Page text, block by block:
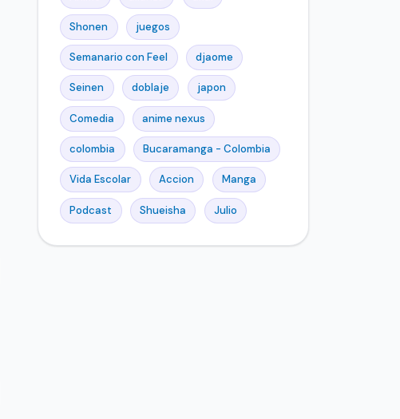
Shonen juegos
Semanario con Feel djaome
Seinen doblaje japon
Comedia anime nexus
colombia Bucaramanga - Colombia
Vida Escolar Accion Manga
Podcast Shueisha Julio